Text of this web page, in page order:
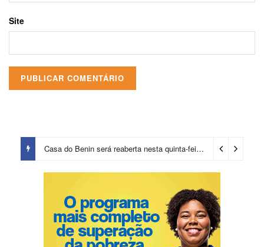
Site
Casa do Benin será reaberta nesta quinta-feira (6) 2 dias ago